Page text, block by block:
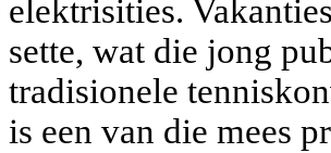
elektrisities.
sette, wat die jong
tradisionele
is een van die mees